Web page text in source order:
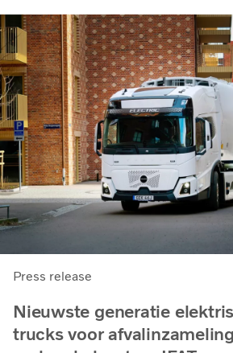
Press release
Nieuwste generatie
trucks voor